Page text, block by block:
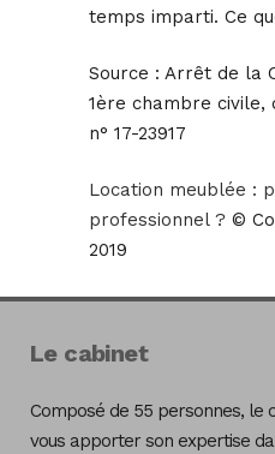
temps imparti. Ce
Source : Arrêt de la
1ère chambre civile,
n° 17-23917
Location meublée :
professionnel ? ©
2019
Le cabinet
Composé de 55 personnes, le
vous apporter son expertise